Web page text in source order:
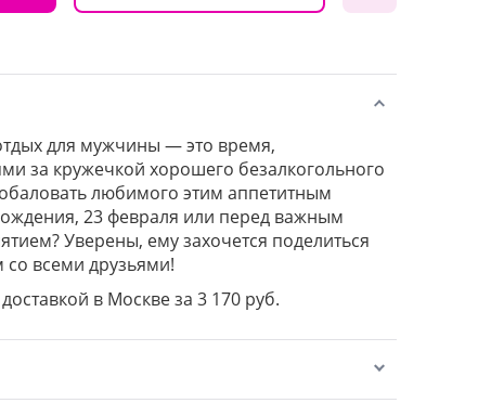
для мужчины — это время,
за кружечкой хорошего безалкогольного
любимого этим аппетитным
23 февраля или перед важным
Уверены, ему захочется поделиться
со всеми друзьями!
в Москве за 3 170 руб.